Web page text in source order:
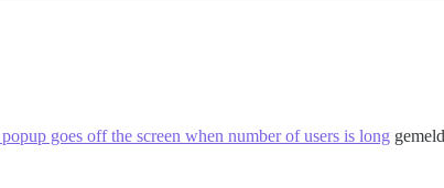
goes off the screen when number of users is long